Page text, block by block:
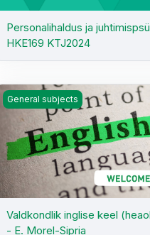
Personalihaldus ja
HKE169 KTJ2024
õpe) - Meos Holger
Valdkondlik inglise keel
General subjects
Valdkondlik inglise keel
- E. Morel-Sipria